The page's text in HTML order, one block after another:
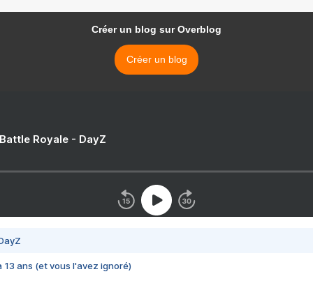
Créer un blog sur Overblog
Créer un blog
Royale - DayZ
13 ans (et vous l'avez ignoré)